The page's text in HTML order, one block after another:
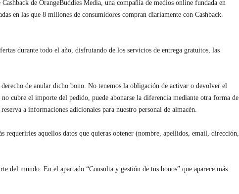
de OrangeBuddies Media, una compañía de medios online fundada en
en las que 8 millones de consumidores compran diariamente con Cashback.
durante todo el año, disfrutando de los servicios de entrega gratuitos, las
de anular dicho bono. No tenemos la obligación de activar o devolver el
cubre el importe del pedido, puede abonarse la diferencia mediante otra forma de
a informaciones adicionales para nuestro personal de almacén.
requerirles aquellos datos que quieras obtener (nombre, apellidos, email, dirección,
del mundo. En el apartado “Consulta y gestión de tus bonos” que aparece más